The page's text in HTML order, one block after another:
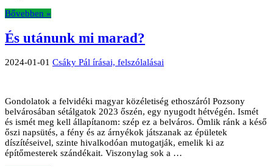
Bővebben »
És utánunk mi marad?
2024-01-01 Csáky Pál írásai, felszólalásai
Gondolatok a felvidéki magyar közéletiség ethoszáról Pozsony
belvárosában sétálgatok 2023 őszén, egy nyugodt hétvégén. Ismét
és ismét meg kell állapítanom: szép ez a belváros. Ömlik ránk a késő
őszi napsütés, a fény és az árnyékok játszanak az épületek
díszítéseivel, szinte hivalkodóan mutogatják, emelik ki az
építőmesterek szándékait. Viszonylag sok a …